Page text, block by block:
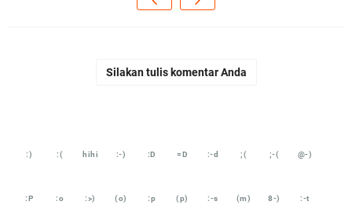
Silakan tulis komentar Anda
:) :( hihi :-) :D =D :-d ;( ;-( @-)
:P :o :>) (o) :p (p) :-s (m) 8-) :-t